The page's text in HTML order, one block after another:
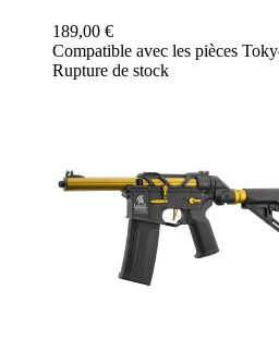
189,00 €
Compatible avec les pièces
Rupture de stock